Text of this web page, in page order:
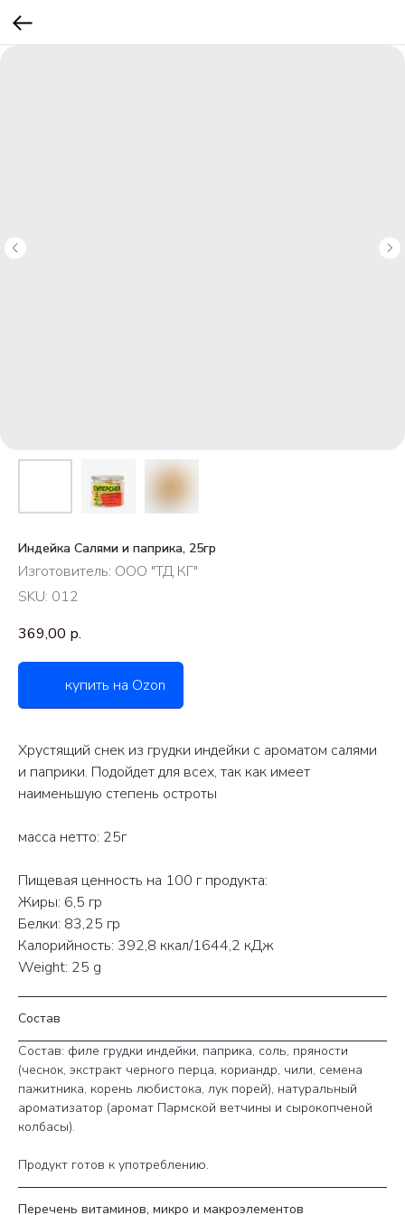
Индейка Салями и паприка, 25гр
Изготовитель: ООО "ТД КГ"
SKU: 012
369,00 р.
купить на Ozon
Хрустящий снек из грудки индейки с ароматом салями
и паприки. Подойдет для всех, так как имеет
наименьшую степень остроты
масса нетто: 25г
Пищевая ценность на 100 г продукта:
Жиры: 6,5 гр
Белки: 83,25 гр
Калорийность: 392,8 ккал/1644,2 кДж
Weight: 25 g
Состав
Состав: филе грудки индейки, паприка, соль, пряности
(чеснок, экстракт черного перца, кориандр, чили, семена
пажитника, корень любистока, лук порей), натуральный
ароматизатор (аромат Пармской ветчины и сырокопченой
колбасы).
Продукт готов к употреблению.
Перечень витаминов, микро и макроэлементов